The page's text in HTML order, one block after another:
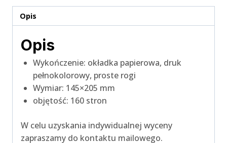
Opis
Opis
Wykończenie: okładka papierowa, druk
pełnokolorowy, proste rogi
Wymiar: 145×205 mm
objętość: 160 stron
W celu uzyskania indywidualnej wyceny
zapraszamy do kontaktu mailowego.